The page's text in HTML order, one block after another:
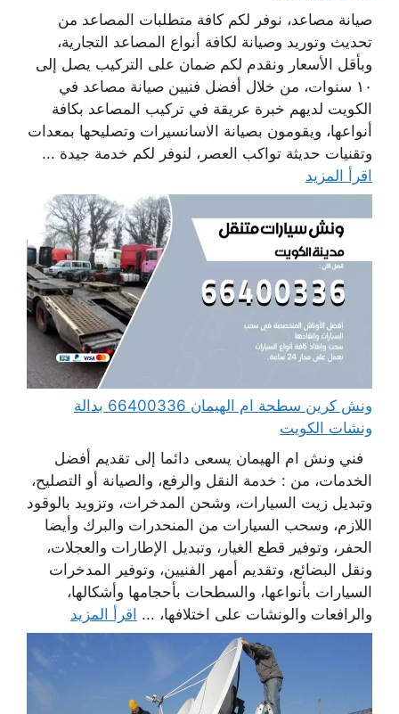
صيانة مصاعد، نوفر لكم كافة متطلبات المصاعد من
تحديث وتوريد وصيانة لكافة أنواع المصاعد التجارية،
وبأقل الأسعار ونقدم لكم ضمان على التركيب يصل إلى
١٠ سنوات، من خلال أفضل فنيين صيانة مصاعد في
الكويت لديهم خبرة عريقة في تركيب المصاعد بكافة
أنواعها، ويقومون بصيانة الاسانسيرات وتصليحها بمعدات
وتقنيات حديثة تواكب العصر، لنوفر لكم خدمة جيدة ...
اقرأ المزيد
ونش كرين سطحة ام الهيمان 66400336 بدالة
ونشات الكويت
فني ونش ام الهيمان يسعى دائما إلى تقديم أفضل
الخدمات، من : خدمة النقل والرفع، والصيانة أو التصليح،
وتبديل زيت السيارات، وشحن المدخرات، وتزويد بالوقود
اللازم، وسحب السيارات من المنحدرات والبرك وأيضا
الحفر، وتوفير قطع الغيار، وتبديل الإطارات والعجلات،
ونقل البضائع، وتقديم أمهر الفنيين، وتوفير المدخرات
السيارات بأنواعها، والسطحات بأحجامها وأشكالها،
والرافعات والونشات على اختلافها، ... اقرأ المزيد